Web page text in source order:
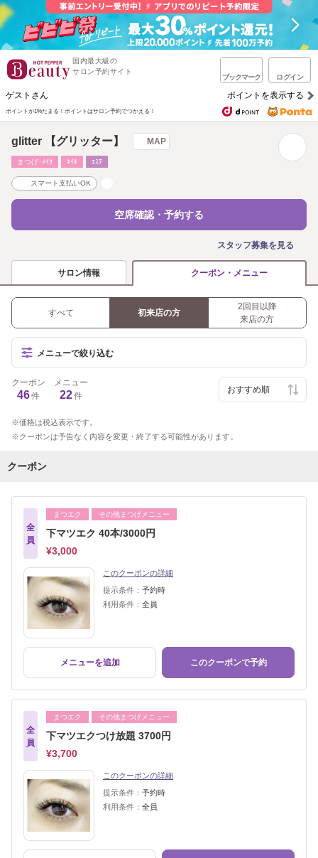
国内最大級の
サロン予約サイト
ブックマーク ログイン
ゲストさん ポイントを表示する
ポイントが1%たまる！ ポイントはサロン予約でつかえる！
glitter 【グリッター】 MAP
まつげ･ﾒｲｸ ﾈｲﾙ ｴｽﾃ
スマート支払いOK
空席確認・予約する
スタッフ募集を見る
サロン情報 クーポン・メニュー
すべて 初来店の方
2回目以降
来店の方
メニューで絞り込む
クーポン
46件
メニュー
22件
価格は税込表示です。
クーポンは予告なく内容を変更・終了する可能性があります。
クーポン
全
員
まつエク その他まつげメニュー
下マツエク 40本/3000円
¥3,000
このクーポンの詳細
提示条件： 予約時
利用条件： 全員
メニューを追加 このクーポンで予約
全
員
まつエク その他まつげメニュー
下マツエクつけ放題 3700円
¥3,700
このクーポンの詳細
提示条件： 予約時
利用条件： 全員